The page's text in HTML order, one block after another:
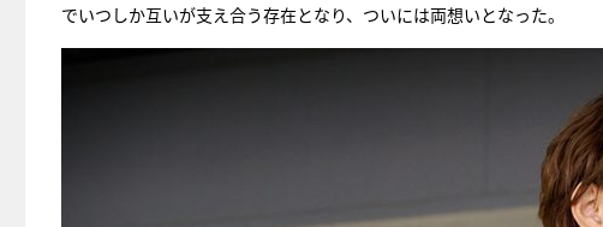
でいつしか互いが支え合う存在となり、ついには両想いとなった。